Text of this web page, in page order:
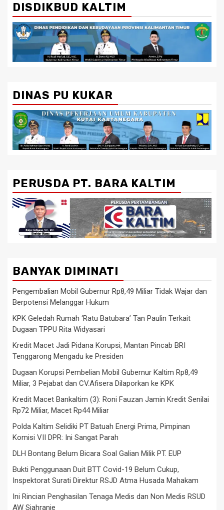
DISDIKBUD KALTIM
DINAS PU KUKAR
PERUSDA PT. BARA KALTIM
BANYAK DIMINATI
Pengembalian Mobil Gubernur Rp8,49 Miliar Tidak Wajar dan
Berpotensi Melanggar Hukum
KPK Geledah Rumah ‘Ratu Batubara’ Tan Paulin Terkait
Dugaan TPPU Rita Widyasari
Kredit Macet Jadi Pidana Korupsi, Mantan Pincab BRI
Tenggarong Mengadu ke Presiden
Dugaan Korupsi Pembelian Mobil Gubernur Kaltim Rp8,49
Miliar, 3 Pejabat dan CV.Afisera Dilaporkan ke KPK
Kredit Macet Bankaltim (3): Roni Fauzan Jamin Kredit Senilai
Rp72 Miliar, Macet Rp44 Miliar
Polda Kaltim Selidiki PT Batuah Energi Prima, Pimpinan
Komisi VII DPR: Ini Sangat Parah
DLH Bontang Belum Bicara Soal Galian Milik PT. EUP
Bukti Penggunaan Duit BTT Covid-19 Belum Cukup,
Inspektorat Surati Direktur RSJD Atma Husada Mahakam
Ini Rincian Penghasilan Tenaga Medis dan Non Medis RSUD
AW Sjahranie